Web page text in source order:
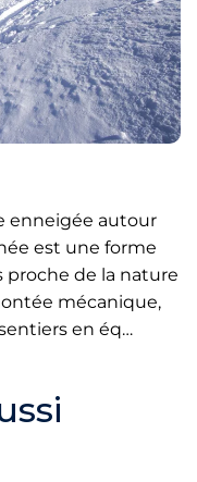
enneigée autour
est une forme
proche de la nature
mécanique,
en éq…